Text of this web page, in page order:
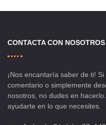
CONTACTA CON NOSOTROS
¡Nos encantaría saber de ti!
comentario o simplemente
nosotros, no dudes en
ayudarte en lo que necesites.